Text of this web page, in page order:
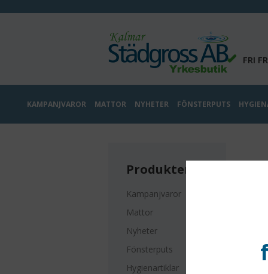
FRI
KAMPANJVAROR MATTOR NYHETER FÖNSTERPUTS
Produkter
Kampanjvaror
Mattor
Nyheter
Fönsterputs
Hygienartiklar